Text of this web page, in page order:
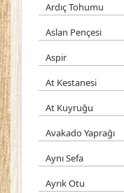
Ardıç Tohumu
Aslan Pençesi
Aspir
At Kestanesi
At Kuyruğu
Avakado Yaprağı
Aynı Sefa
Ayrık Otu